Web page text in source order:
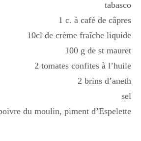
tabasco
1 c. à café de câpres
10cl de crème fraîche liquide
100 g de st mauret
2 tomates confites à l’huile
2 brins d’aneth
sel
du moulin, piment d’Espelette